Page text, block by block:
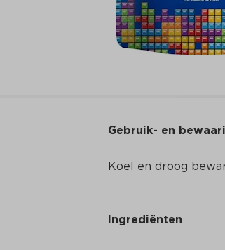
Gebruik- en
Koel en droog
Ingrediënten